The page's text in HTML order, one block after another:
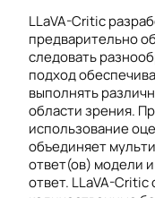
LLaVA-Critic
предварительно
следовать
подход
выполнять
области зрения.
использование
объединяет
ответ(ов) модели
ответ. LLaVA-Critic